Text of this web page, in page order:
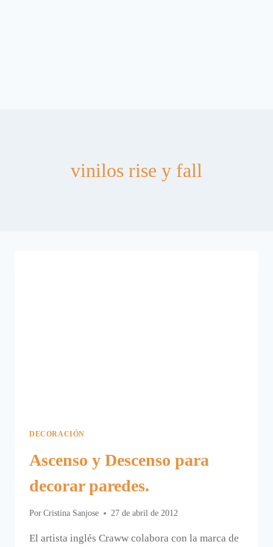
vinilos rise y fall
DECORACIÓN
Ascenso y Descenso para
decorar paredes.
Por Cristina Sanjose 27 de abril de 2012
El artista inglés Craww colabora con la marca de